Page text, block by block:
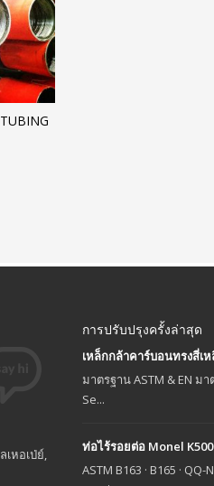
หอเป่ย์,
การปรับปรุงครั้งล่าสุด
เหล็กกล้าคาร์บอนทรงสี่เ
มาตรฐาน ASTM & EN ม
Se...
ท่อไร้รอยต่อ Monel
ASTM B163 · B165 ·